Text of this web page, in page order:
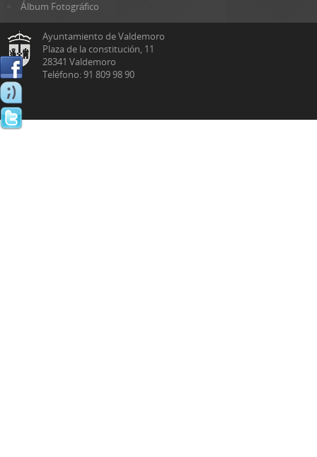
Álbum Fotográfico
Ayuntamiento de Valdemoro
Plaza de la constitución, 11
28341 Valdemoro
Teléfono: 91 809 98 90